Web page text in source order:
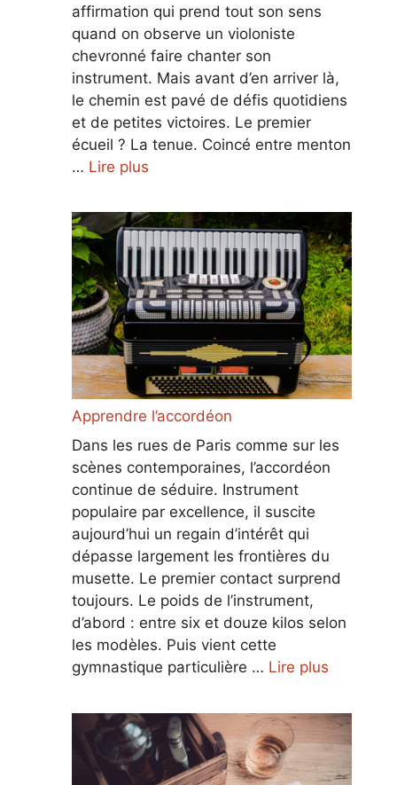
affirmation qui prend tout son sens
quand on observe un violoniste
chevronné faire chanter son
instrument. Mais avant d’en arriver là,
le chemin est pavé de défis quotidiens
et de petites victoires. Le premier
écueil ? La tenue. Coincé entre menton
… Lire plus
Apprendre l’accordéon
Dans les rues de Paris comme sur les
scènes contemporaines, l’accordéon
continue de séduire. Instrument
populaire par excellence, il suscite
aujourd’hui un regain d’intérêt qui
dépasse largement les frontières du
musette. Le premier contact surprend
toujours. Le poids de l’instrument,
d’abord : entre six et douze kilos selon
les modèles. Puis vient cette
gymnastique particulière … Lire plus